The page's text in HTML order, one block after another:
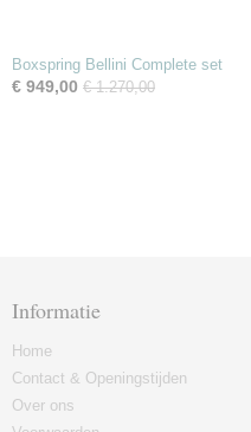
Boxspring Bellini Complete set
€ 949,00 € 1.270,00
Informatie
Home
Contact & Openingstijden
Over ons